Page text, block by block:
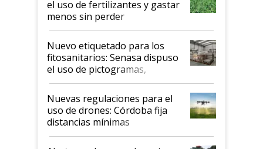
el uso de fertilizantes y gastar
menos sin perder
productividad en la campaña
fina
Nuevo etiquetado para los
fitosanitarios: Senasa dispuso
el uso de pictogramas,
palabras de advertencia e
indicaciones
Nuevas regulaciones para el
uso de drones: Córdoba fija
distancias mínimas